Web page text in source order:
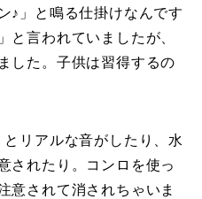
♪」と鳴る仕掛けなんです
と言われていましたが、
した。子供は習得するの
リアルな音がしたり、水
されたり。コンロを使っ
意されて消されちゃいま